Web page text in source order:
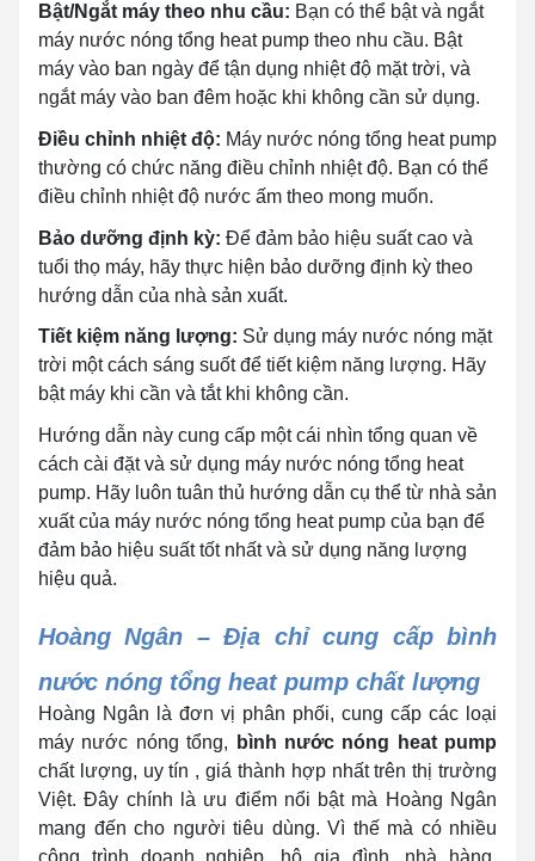
Bật/Ngắt máy theo nhu cầu: Bạn có thể bật và ngắt
máy nước nóng tổng heat pump theo nhu cầu. Bật
máy vào ban ngày để tận dụng nhiệt độ mặt trời, và
ngắt máy vào ban đêm hoặc khi không cần sử dụng.
Điều chỉnh nhiệt độ: Máy nước nóng tổng heat pump
thường có chức năng điều chỉnh nhiệt độ. Bạn có thể
điều chỉnh nhiệt độ nước ấm theo mong muốn.
Bảo dưỡng định kỳ: Để đảm bảo hiệu suất cao và
tuổi thọ máy, hãy thực hiện bảo dưỡng định kỳ theo
hướng dẫn của nhà sản xuất.
Tiết kiệm năng lượng: Sử dụng máy nước nóng mặt
trời một cách sáng suốt để tiết kiệm năng lượng. Hãy
bật máy khi cần và tắt khi không cần.
Hướng dẫn này cung cấp một cái nhìn tổng quan về
cách cài đặt và sử dụng máy nước nóng tổng heat
pump. Hãy luôn tuân thủ hướng dẫn cụ thể từ nhà sản
xuất của máy nước nóng tổng heat pump của bạn để
đảm bảo hiệu suất tốt nhất và sử dụng năng lượng
hiệu quả.
Hoàng Ngân – Địa chỉ cung cấp bình
nước nóng tổng heat pump chất lượng
Hoàng Ngân là đơn vị phân phối, cung cấp các loại
máy nước nóng tổng,
bình nước nóng heat pump
chất lượng, uy tín , giá thành hợp nhất trên thị trường
Việt. Đây chính là ưu điểm nổi bật mà Hoàng Ngân
mang đến cho người tiêu dùng. Vì thế mà có nhiều